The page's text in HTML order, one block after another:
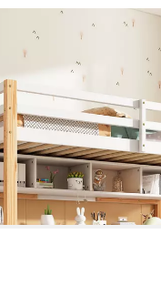
Regale, Schreibtisch und
bei dir